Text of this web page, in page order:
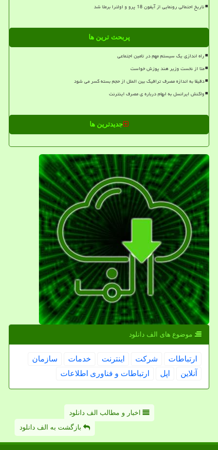
تاریخ احتمالی رونمایی از آیفون 18 پرو و اولترا برملا شد
پربحث ترین ها
راه اندازی یک سیستم مهم در تامین اجتماعی
متا از نخست وزیر هند پوزش خواست
دقیقا به اندازه مصرف ترافیک بین الملل از حجم بسته کسر می شود
واکنش ایرانسل به ابهام درباره ی مصرف اینترنت
جدیدترین ها
موضوع های الف دانلود
ارتباطات شركت اینترنت خدمات
سازمان
آنلاین
اپل ارتباطات و فناوری اطلاعات
اخبار و مطالب الف دانلود
بازگشت به الف دانلود